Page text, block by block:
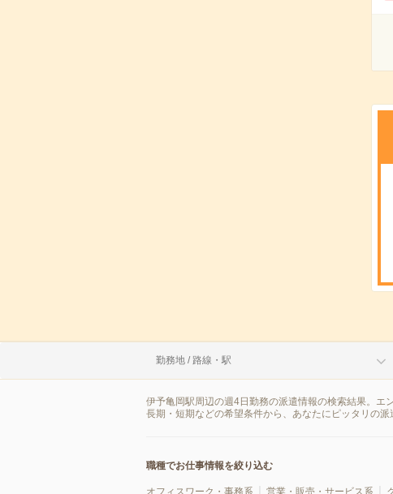
勤務地 / 路線・駅
伊予亀岡駅周辺の週4日勤務の派遣情報の検索結果。エ
長期・短期などの希望条件から、あなたにピッタリの派
職種でお仕事情報を絞り込む
オフィスワーク・事務系 営業・販売・サービス系